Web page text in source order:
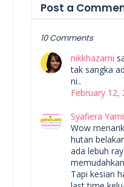
Post a
10 Comments
nikkhazami
tak sangka
ni..
February 12,
Syafiera
Wow
hutan
ada lebuh
Tapi kesian